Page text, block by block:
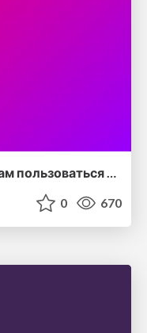
Как и зачем MVCC мешает нам пользоваться базой данных и почему это не плохо
0 670